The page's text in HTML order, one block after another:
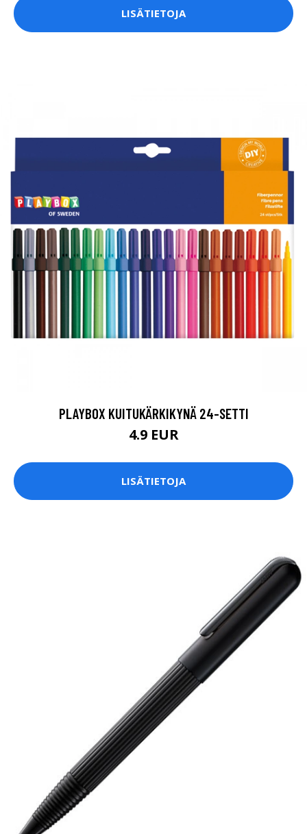
LISÄTIETOJA
PLAYBOX KUITUKÄRKIKYNÄ 24-SETTI
4.9 EUR
LISÄTIETOJA